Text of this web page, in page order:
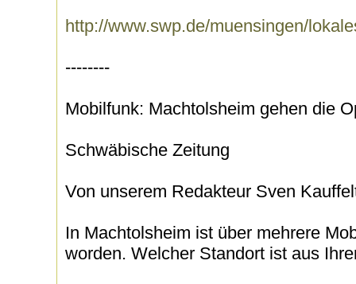
http://www.swp.de/muensingen/
--------
Mobilfunk: Machtolsheim gehen die
Schwäbische Zeitung
Von unserem Redakteur Sven
In Machtolsheim ist über mehrere
worden. Welcher Standort ist aus